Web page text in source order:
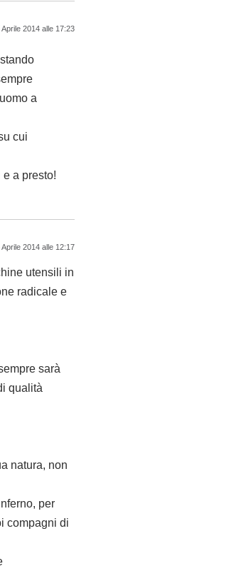
Aprile 2014 alle 17:23
a
cui
a presto!
Aprile 2014 alle 12:17
utensili in
radicale e
sarà
qualità
natura, non
per
compagni di